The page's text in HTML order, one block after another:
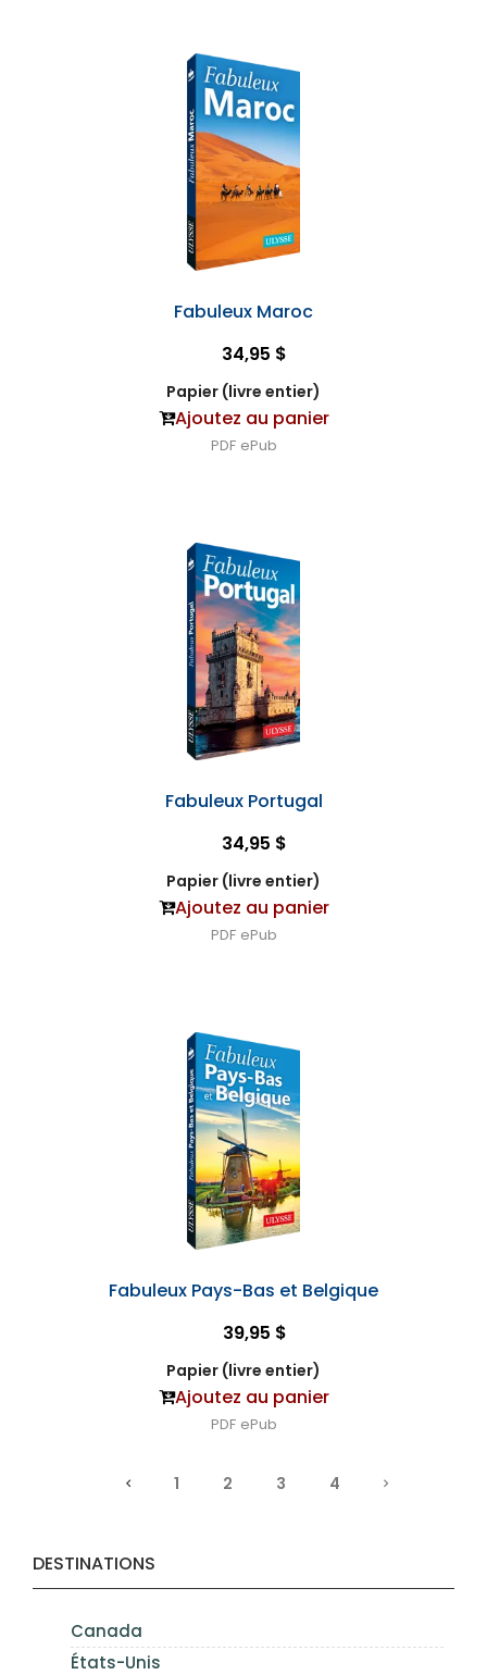
DESTINATIONS
Canada
États-Unis
Fabuleux Maroc
34,95 $
Papier (livre entier)
Ajoutez au panier
PDF ePub
Fabuleux Portugal
34,95 $
Papier (livre entier)
Ajoutez au panier
PDF ePub
Fabuleux Pays-Bas et Belgique
39,95 $
Papier (livre entier)
Ajoutez au panier
PDF ePub
1 2 3 4